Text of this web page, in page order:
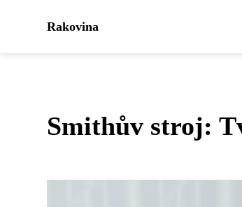
Rakovina
Smithův stroj: